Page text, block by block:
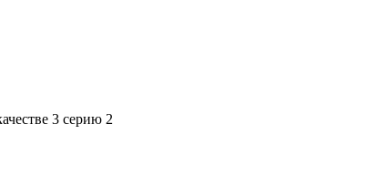
3 серию 2